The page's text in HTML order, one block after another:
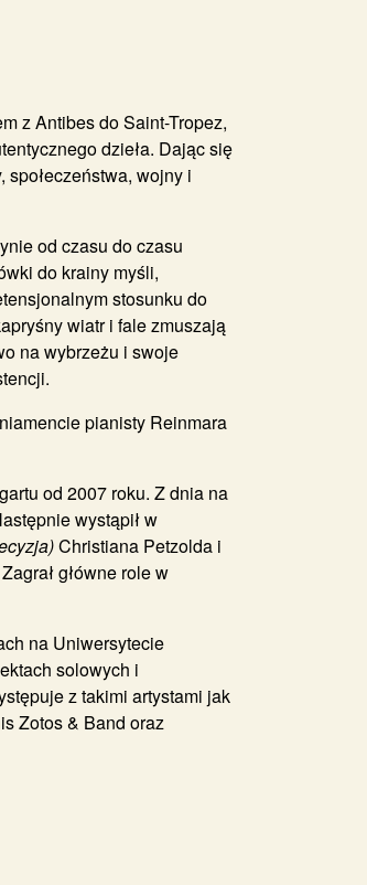
z Antibes do Saint-Tropez,
dzieła. Dając się
wojny i
od czasu do czasu
do krainy myśli,
stosunku do
wiatr i fale zmuszają
na wybrzeżu i swoje
pianisty Reinmara
od 2007 roku. Z dnia na
wystąpił w
Christiana Petzolda i
główne role w
na Uniwersytecie
solowych i
z takimi artystami jak
Zotos & Band oraz